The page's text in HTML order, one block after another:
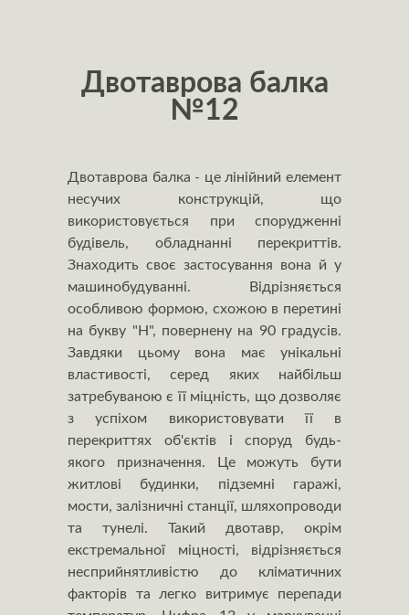
Двотаврова балка
№12
Двотаврова балка - це лінійний елемент
несучих конструкцій, що
використовується при спорудженні
будівель, обладнанні перекриттів.
Знаходить своє застосування вона й у
машинобудуванні. Відрізняється
особливою формою, схожою в перетині
на букву "Н", повернену на 90 градусів.
Завдяки цьому вона має унікальні
властивості, серед яких найбільш
затребуваною є її міцність, що дозволяє
з успіхом використовувати її в
перекриттях об'єктів і споруд будь-
якого призначення. Це можуть бути
житлові будинки, підземні гаражі,
мости, залізничні станції, шляхопроводи
та тунелі. Такий двотавр, окрім
екстремальної міцності, відрізняється
несприйнятливістю до кліматичних
факторів та легко витримує перепади